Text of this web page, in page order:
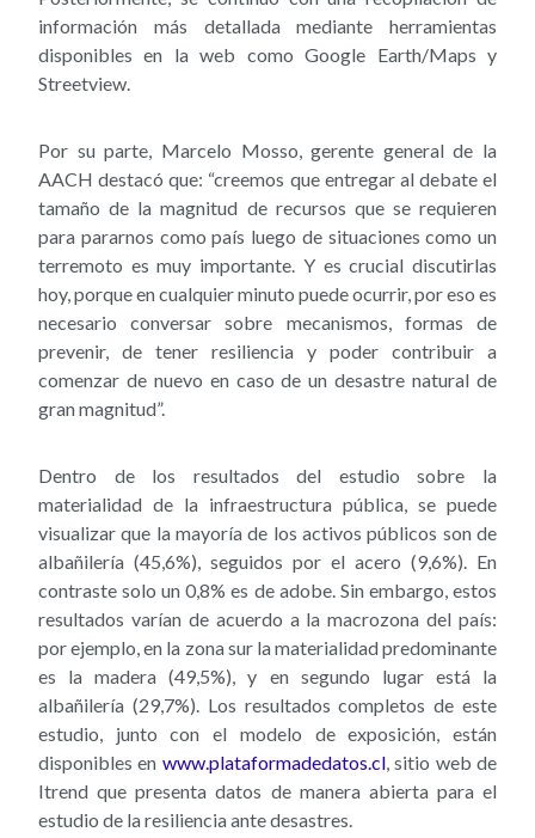
información más detallada mediante herramientas
disponibles en la web como Google Earth/Maps y
Streetview.
Por su parte, Marcelo Mosso, gerente general de la
AACH destacó que: “creemos que entregar al debate el
tamaño de la magnitud de recursos que se requieren
para pararnos como país luego de situaciones como un
terremoto es muy importante. Y es crucial discutirlas
hoy, porque en cualquier minuto puede ocurrir, por eso es
necesario conversar sobre mecanismos, formas de
prevenir, de tener resiliencia y poder contribuir a
comenzar de nuevo en caso de un desastre natural de
gran magnitud”.
Dentro de los resultados del estudio sobre la
materialidad de la infraestructura pública, se puede
visualizar que la mayoría de los activos públicos son de
albañilería (45,6%), seguidos por el acero (9,6%). En
contraste solo un 0,8% es de adobe. Sin embargo, estos
resultados varían de acuerdo a la macrozona del país:
por ejemplo, en la zona sur la materialidad predominante
es la madera (49,5%), y en segundo lugar está la
albañilería (29,7%). Los resultados completos de este
estudio, junto con el modelo de exposición, están
disponibles en www.plataformadedatos.cl, sitio web de
Itrend que presenta datos de manera abierta para el
estudio de la resiliencia ante desastres.